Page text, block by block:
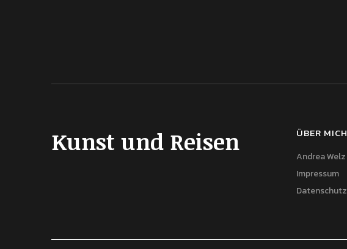
Kunst und Reisen ÜBER MICH
Andrea Welz
Impressum
Datenschutz